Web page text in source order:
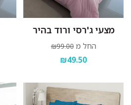
מצעי ג'רסי ורוד בהיר
החל מ ₪99.00
₪49.50